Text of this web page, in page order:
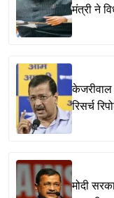
मंत्री ने
केजरीवाल
रिसर्च
मोदी